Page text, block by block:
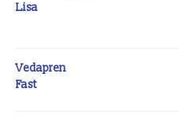
Lisa
Vedapren
Fast